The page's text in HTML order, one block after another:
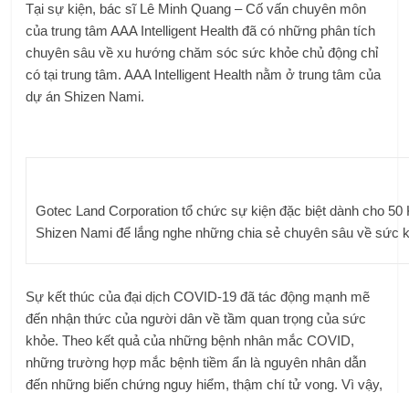
Tại sự kiện, bác sĩ Lê Minh Quang – Cố vấn chuyên môn
của trung tâm AAA Intelligent Health đã có những phân tích
chuyên sâu về xu hướng chăm sóc sức khỏe chủ động chỉ
có tại trung tâm.AAAIntelligent Health nằm ở trung tâm của
dự án Shizen Nami.
Gotec Land Corporation tổ chức sự kiện đặc biệt dành cho 50
Shizen Nami để lắng nghe những chia sẻ chuyên sâu về sức
Sự kết thúc của đại dịch COVID-19 đã tác động mạnh mẽ
đến nhận thức của người dân về tầm quan trọng của sức
khỏe. Theo kết quả của những bệnh nhân mắc COVID,
những trường hợp mắc bệnh tiềm ẩn là nguyên nhân dẫn
đến những biến chứng nguy hiểm, thậm chí tử vong. Vì vậy,